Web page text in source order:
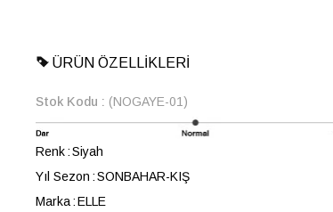
ÜRÜN ÖZELLIKLERI
Stok Kodu (NOGAYE-01)
Renk Siyah
Yıl Sezon SONBAHAR-KIŞ
Marka ELLE